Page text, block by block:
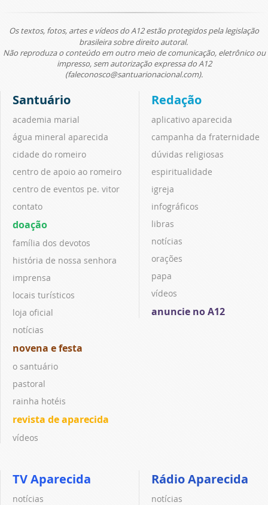
Os textos, fotos, artes e vídeos do A12 estão protegidos pela legislação
brasileira sobre direito autoral.
Não reproduza o conteúdo em outro meio de comunicação, eletrônico ou
impresso, sem autorização expressa do A12
(faleconosco@santuarionacional.com).
Santuário
academia marial
água mineral aparecida
cidade do romeiro
centro de apoio ao romeiro
centro de eventos pe. vitor
contato
doação
família dos devotos
história de nossa senhora
imprensa
locais turísticos
loja oficial
notícias
novena e festa
o santuário
pastoral
rainha hotéis
revista de aparecida
vídeos
Redação
aplicativo aparecida
campanha da fraternidade
dúvidas religiosas
espiritualidade
igreja
infográficos
libras
notícias
orações
papa
vídeos
anuncie no A12
TV Aparecida
notícias
Rádio Aparecida
notícias